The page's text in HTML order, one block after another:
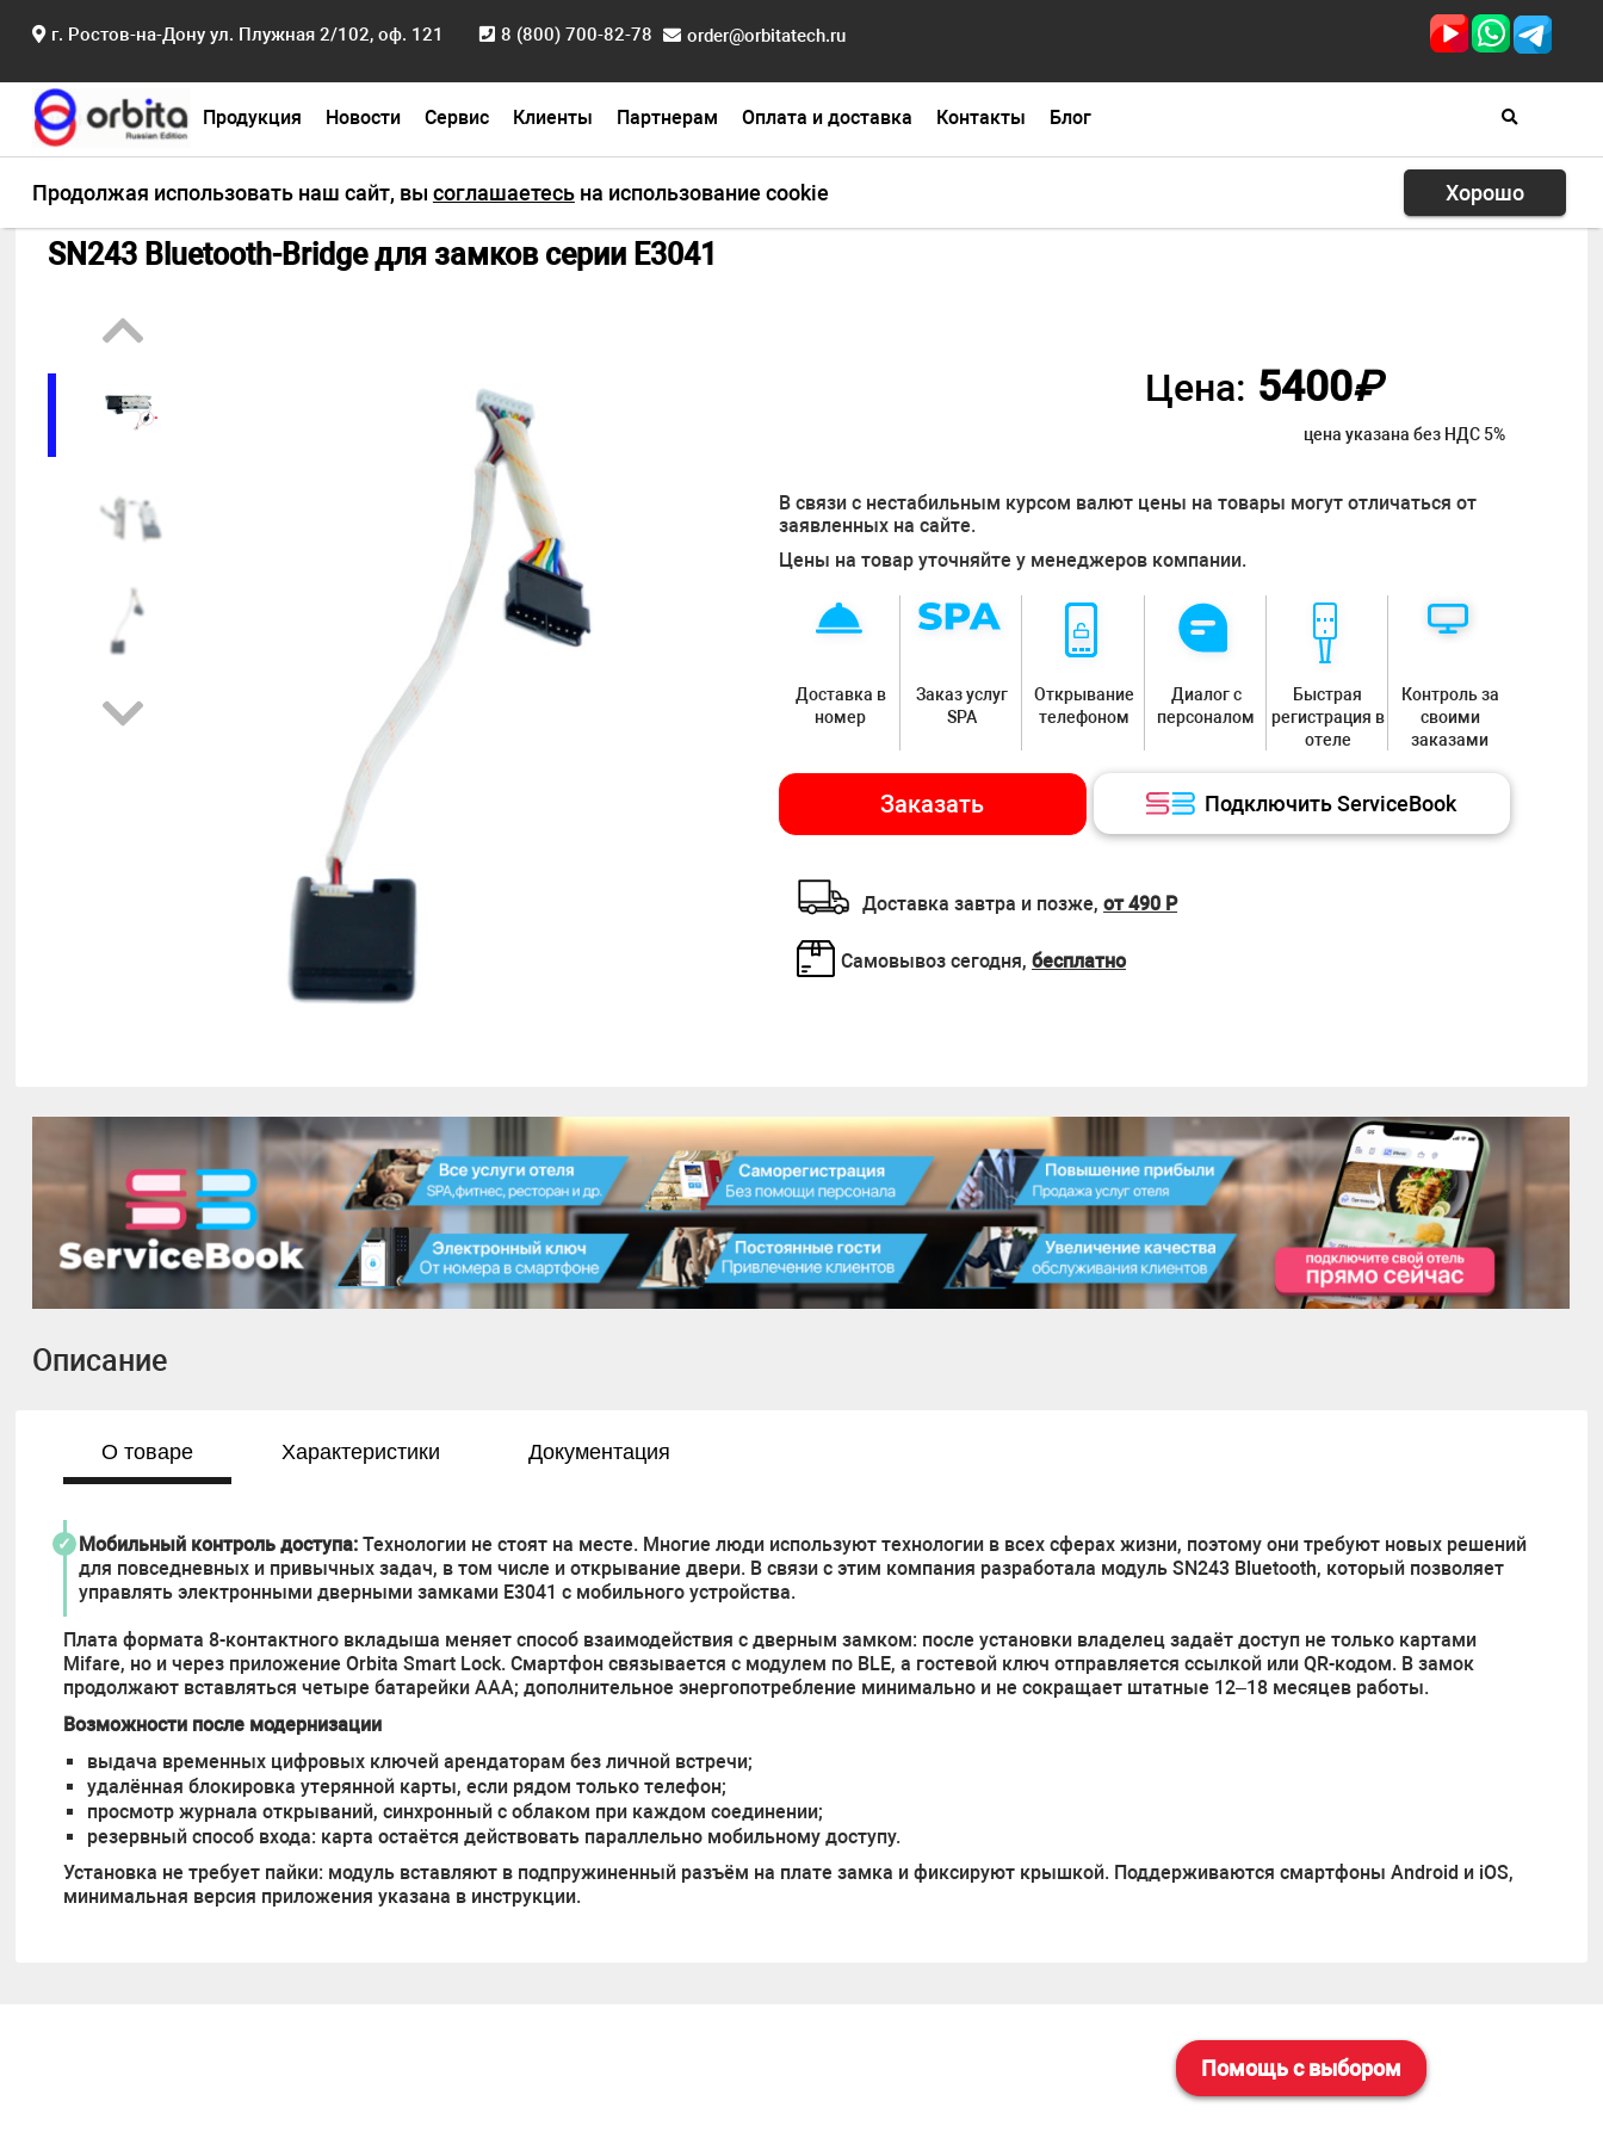
г. Ростов-на-Дону ул. Плужная 2/102, оф. 121 8 (800) 700-82-78 order@orbitatech.ru
Продукция Новости Сервис Клиенты Партнерам Оплата и доставка Контакты Блог
Продолжая использовать наш сайт, вы соглашаетесьна использование cookie Хорошо
Главная Вluetooth замки
SN243 Bluetooth-Bridge для замков серии E3041
Цена: 5400₽
цена указана без НДС 5%
В связи с нестабильным курсом валют цены на товары могут отличаться от
заявленных на сайте.
Цены на товар уточняйте у менеджеров компании.
Доставка в
номер
Заказ услуг
SPA
Открывание
телефоном
Диалог с
персоналом
Быстрая
регистрация в
отеле
Контроль за
своими
заказами
Заказать Подключить ServiceBook
Доставка завтра и позже,от 490 Р
Самовывоз сегодня,бесплатно
Описание
О товаре Характеристики Документация
Мобильный контроль доступа:Технологии не стоят на месте. Многие люди используют технологии в всех сферах жизни, поэтому они требуют новых решений
для повседневных и привычных задач, в том числе и открывание двери. В связи с этим компания разработала модуль SN243 Bluetooth, который позволяет
управлять электронными дверными замками Е3041 с мобильного устройства.
Плата формата 8-контактного вкладыша меняет способ взаимодействия с дверным замком: после установки владелец задаёт доступ не только картами
Mifare, но и через приложение Orbita Smart Lock. Смартфон связывается с модулем по BLE, а гостевой ключ отправляется ссылкой или QR-кодом. В замок
продолжают вставляться четыре батарейки AAA; дополнительное энергопотребление минимально и не сокращает штатные 12–18 месяцев работы.
Возможности после модернизации
выдача временных цифровых ключей арендаторам без личной встречи;
удалённая блокировка утерянной карты, если рядом только телефон;
просмотр журнала открываний, синхронный с облаком при каждом соединении;
резервный способ входа: карта остаётся действовать параллельно мобильному доступу.
Установка не требует пайки: модуль вставляют в подпружиненный разъём на плате замка и фиксируют крышкой. Поддерживаются смартфоны Android и iOS,
минимальная версия приложения указана в инструкции.
Помощь с выбором